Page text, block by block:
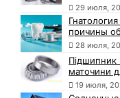
29 июля,
причины
28 июля,
Підшипник
маточини
19 июля,